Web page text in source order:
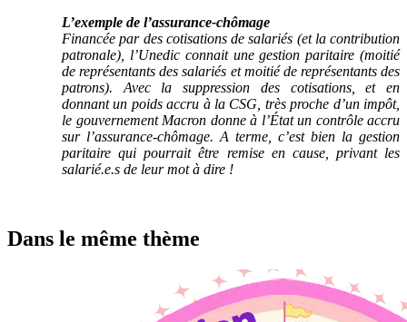
L’exemple de l’assurance-chômage
Financée par des cotisations de salariés (et la contribution
patronale), l’Unedic connait une gestion paritaire (moitié
de représentants des salariés et moitié de représentants des
patrons). Avec la suppression des cotisations, et en
donnant un poids accru à la CSG, très proche d’un impôt,
le gouvernement Macron donne à l’État un contrôle accru
sur l’assurance-chômage. A terme, c’est bien la gestion
paritaire qui pourrait être remise en cause, privant les
salarié.e.s de leur mot à dire !
Dans le même thème